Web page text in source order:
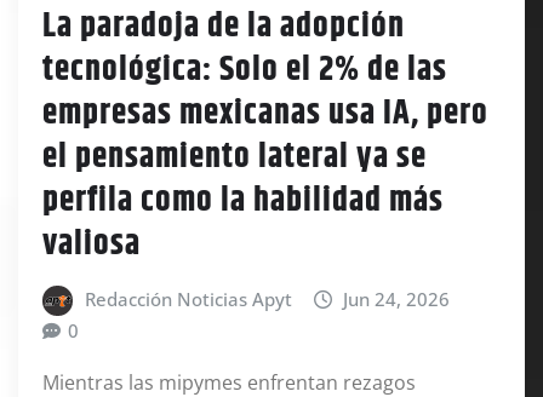
La paradoja de la adopción
tecnológica: Solo el 2% de las
empresas mexicanas usa IA, pero
el pensamiento lateral ya se
perfila como la habilidad más
valiosa
Redacción Noticias Apyt
Jun 24, 2026
0
Mientras las mipymes enfrentan rezagos